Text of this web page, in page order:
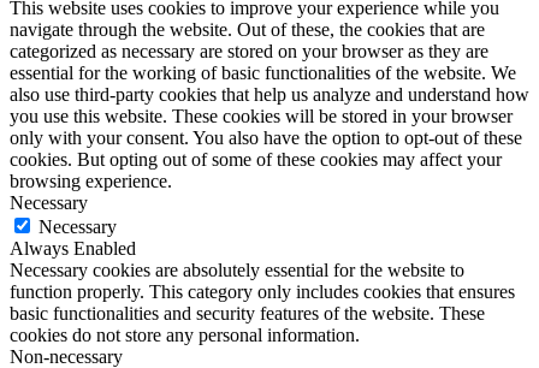
This website uses cookies to improve your experience while you
navigate through the website. Out of these, the cookies that are
categorized as necessary are stored on your browser as they are
essential for the working of basic functionalities of the website. We
also use third-party cookies that help us analyze and understand how
you use this website. These cookies will be stored in your browser
only with your consent. You also have the option to opt-out of these
cookies. But opting out of some of these cookies may affect your
browsing experience.
Necessary
Necessary
Always Enabled
Necessary cookies are absolutely essential for the website to
function properly. This category only includes cookies that ensures
basic functionalities and security features of the website. These
cookies do not store any personal information.
Non-necessary